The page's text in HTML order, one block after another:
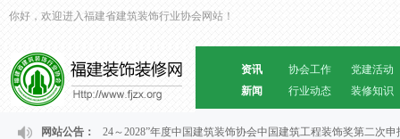
你好，欢迎进入福建省建筑装饰行业协会网站！
资讯
新闻
协会工作
党建活动
行业动态
装修知识
网站公告：
关于福建省“2024～2028”年度中国建筑装饰协会中国建筑工程装饰奖第二次申